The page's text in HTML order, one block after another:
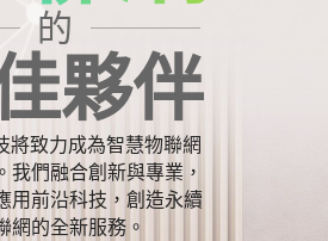
消息
下載
聯絡
將致力成為智慧物聯網
我們融合創新與專業，
用前沿科技，創造永續
網的全新服務。
夥伴
的